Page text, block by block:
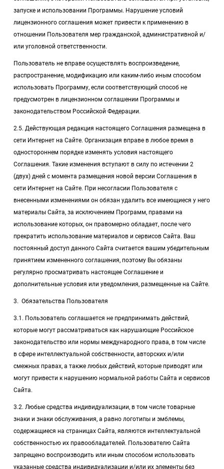
запуске и использовании Программы. Нарушение условий
лицензионного соглашения может привести к применению в
отношении Пользователя мер гражданской, административной и/
или уголовной ответственности.
Пользователь не вправе осуществлять воспроизведение,
распространение, модификацию или каким-либо иным способом
использовать Программу, если соответствующий способ не
предусмотрен в лицензионном соглашении Программы и
законодательством Российской Федерации.
2.5. Действующая редакция настоящего Соглашения размещена в
сети Интернет на Сайте. Организация вправе в любое время в
одностороннем порядке изменять условия настоящего
Соглашения. Такие изменения вступают в силу по истечении 2
(двух) дней с момента размещения новой версии Соглашения в
сети Интернет на Сайте. При несогласии Пользователя с
внесенными изменениями он обязан удалить все имеющиеся у него
материалы Сайта, за исключением Программ, правами на
использование которых, он правомерно обладает, после чего
прекратить использование материалов и сервисов Сайта. Ваш
постоянный доступ данного Сайта считается вашим убедительным
принятием измененного соглашения, поэтому Вы обязаны
регулярно просматривать настоящее Соглашение и
дополнительные условия или уведомления, размещенные на Сайте.
3. Обязательства Пользователя
3.1. Пользователь соглашается не предпринимать действий,
которые могут рассматриваться как нарушающие Российское
законодательство или нормы международного права, в том числе
в сфере интеллектуальной собственности, авторских и/или
смежных правах, а также любых действий, которые приводят или
могут привести к нарушению нормальной работы Сайта и сервисов
Сайта.
3.2. Любые средства индивидуализации, в том числе товарные
знаки и знаки обслуживания, а равно логотипы и эмблемы,
содержащиеся на страницах Сайта, являются интеллектуальной
собственностью их правообладателей. Пользователю Сайта
запрещено воспроизводить или иным способом использовать
указанные средства индивидуализации и/или их элементы без